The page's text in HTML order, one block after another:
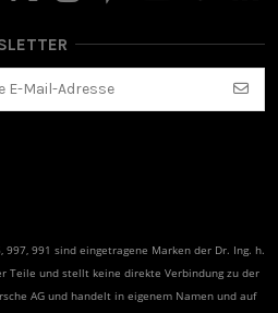
997, 991 sind eingetragene Marken der Dr. Ing. h.
Teile und stellt keine direkte Verbindung zu der
AG und handelt in eigenem Namen und auf